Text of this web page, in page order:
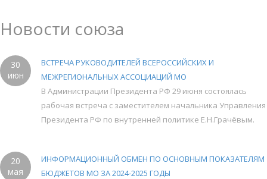
Новости союза
30
июн
ВСТРЕЧА РУКОВОДИТЕЛЕЙ ВСЕРОССИЙСКИХ И
МЕЖРЕГИОНАЛЬНЫХ АССОЦИАЦИЙ МО
В Администрации Президента РФ 29 июня состоялась
рабочая встреча с заместителем начальника Управления
Президента РФ по внутренней политике Е.Н.Грачёвым.
20
мая
ИНФОРМАЦИОННЫЙ ОБМЕН ПО ОСНОВНЫМ ПОКАЗАТЕЛЯМ
БЮДЖЕТОВ МО ЗА 2024-2025 ГОДЫ